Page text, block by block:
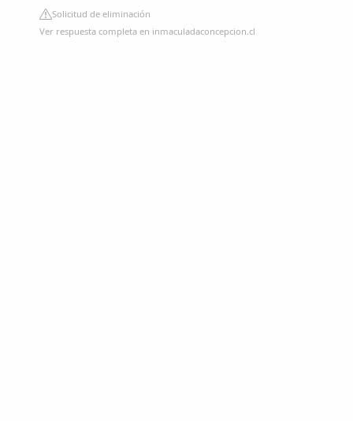
Solicitud de eliminación
Ver respuesta completa en inmaculadaconcepcion.cl